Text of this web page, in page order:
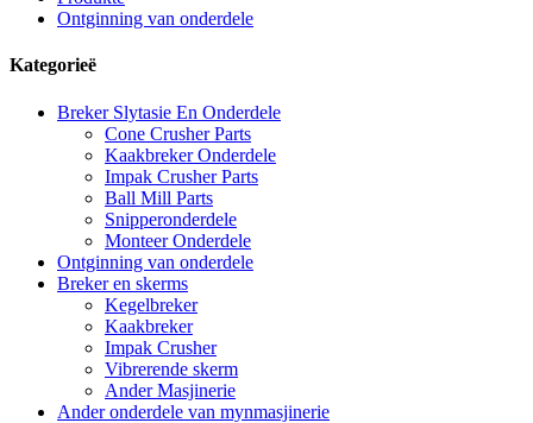
Ontginning van onderdele
Kategorieë
Breker Slytasie En Onderdele
Cone Crusher Parts
Kaakbreker Onderdele
Impak Crusher Parts
Ball Mill Parts
Snipperonderdele
Monteer Onderdele
Ontginning van onderdele
Breker en skerms
Kegelbreker
Kaakbreker
Impak Crusher
Vibrerende skerm
Ander Masjinerie
Ander onderdele van mynmasjinerie